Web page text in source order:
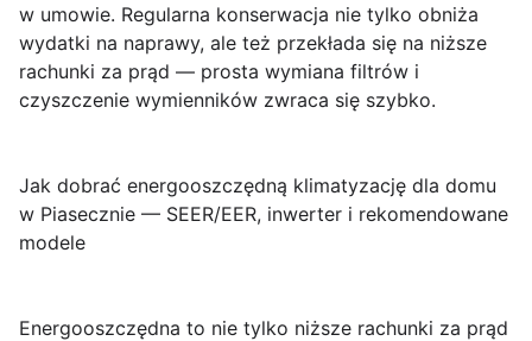
w umowie. Regularna konserwacja nie tylko obniża
wydatki na naprawy, ale też przekłada się na niższe
rachunki za prąd — prosta wymiana filtrów i
czyszczenie wymienników zwraca się szybko.
Jak dobrać energooszczędną klimatyzację dla domu
w Piasecznie — SEER/EER, inwerter i rekomendowane
modele
Energooszczędna to nie tylko niższe rachunki za prąd